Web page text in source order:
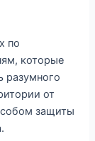
по
которые
разумного
от
защиты